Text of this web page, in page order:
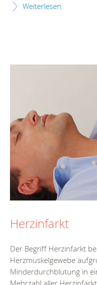
Weiterlesen
Herzinfarkt
Der Begriff Herzinfarkt
Herzmuskelgewebe
Minderdurchblutung in